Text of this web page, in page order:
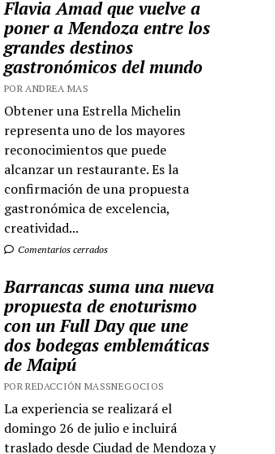
Flavia Amad que vuelve a
poner a Mendoza entre los
grandes destinos
gastronómicos del mundo
POR ANDREA MAS
Obtener una Estrella Michelin
representa uno de los mayores
reconocimientos que puede
alcanzar un restaurante. Es la
confirmación de una propuesta
gastronómica de excelencia,
creatividad...
Comentarios cerrados
Barrancas suma una nueva
propuesta de enoturismo
con un Full Day que une
dos bodegas emblemáticas
de Maipú
POR REDACCIÓN MASSNEGOCIOS
La experiencia se realizará el
domingo 26 de julio e incluirá
traslado desde Ciudad de Mendoza y